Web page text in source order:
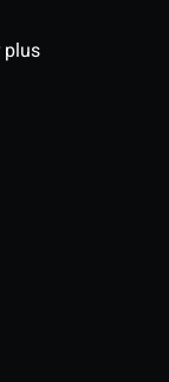
plus